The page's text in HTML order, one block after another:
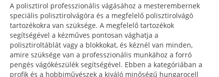
A polisztirol professzionális vágásához a mesterembernek
speciális polisztirolvágóra és a megfelelő polisztirolvágó
tartozékokra van szüksége. A megfelelő tartozékok
segítségével a kézműves pontosan vághatja a
polisztiroltáblát vagy a blokkokat, és kéznél van minden,
amire szüksége van a professzionális munkához a forró
pengés vágókészülék segítségével. Ebben a kategóriában a
profik és a hobbiművészek a kiváló minőségű hungarocell